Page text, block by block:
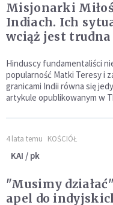
Misjonarki
Indiach. Ich
wciąż jest trudna
Hinduscy fundamentaliści
popularność Matki Teresy i
granicami Indii równa się
artykule opublikowanym w
4 lata temu KOŚCIÓŁ
KAI / pk
"Musimy
apel do